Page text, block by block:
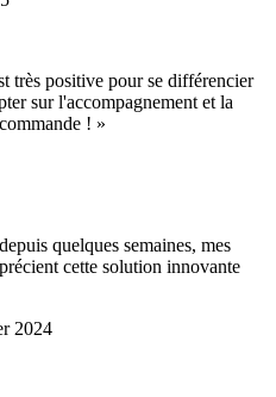
très positive pour se différencier
sur l'accompagnement et la
! »
quelques semaines, mes
cette solution innovante
2024